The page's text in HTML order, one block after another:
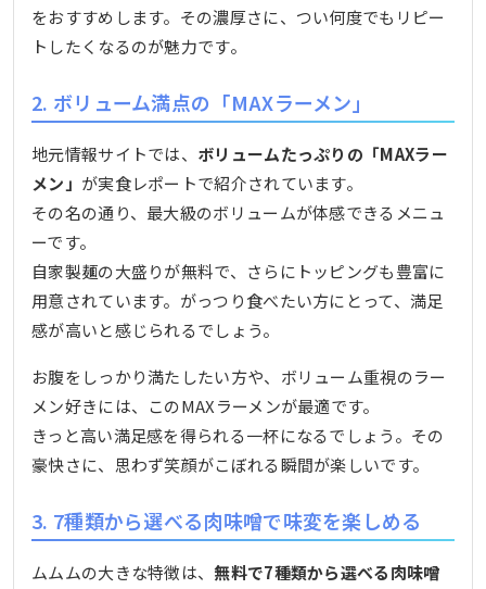
をおすすめします。その濃厚さに、つい何度でもリピー
トしたくなるのが魅力です。
2. ボリューム満点の「MAXラーメン」
地元情報サイトでは、 ボリュームたっぷりの「MAXラー
メン」 が実食レポートで紹介されています。
その名の通り、最大級のボリュームが体感できるメニュ
ーです。
自家製麺の大盛りが無料で、さらにトッピングも豊富に
用意されています。がっつり食べたい方にとって、満足
感が高いと感じられるでしょう。
お腹をしっかり満たしたい方や、ボリューム重視のラー
メン好きには、このMAXラーメンが最適です。
きっと高い満足感を得られる一杯になるでしょう。その
豪快さに、思わず笑顔がこぼれる瞬間が楽しいです。
3. 7種類から選べる肉味噌で味変を楽しめる
ムムムの大きな特徴は、 無料で7種類から選べる肉味噌